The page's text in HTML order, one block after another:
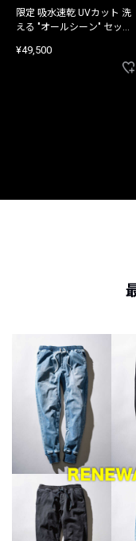
限定 吸水速乾 UVカット 洗
える "オールシーン" セット
¥49,500